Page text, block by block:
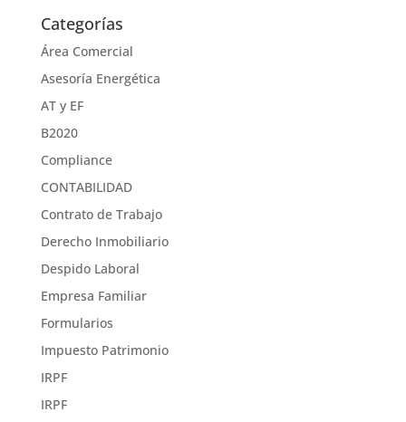
Categorías
Área Comercial
Asesoría Energética
AT y EF
B2020
Compliance
CONTABILIDAD
Contrato de Trabajo
Derecho Inmobiliario
Despido Laboral
Empresa Familiar
Formularios
Impuesto Patrimonio
IRPF
IRPF